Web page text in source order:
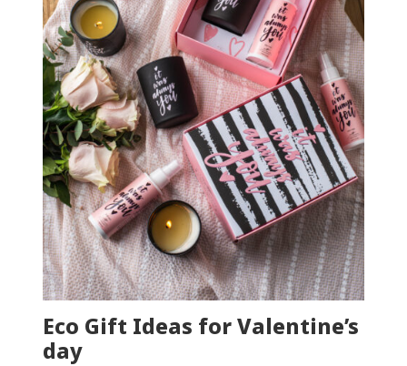
Eco Gift Ideas for Valentine’s
day